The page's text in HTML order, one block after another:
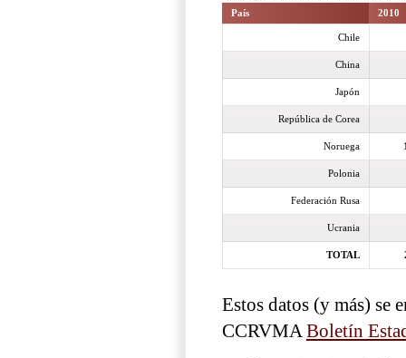
País 2010
Chile
China
Japón
República de Corea
Noruega
Polonia
Federación Rusa
Ucrania
TOTAL
Estos datos (y más) se
CCRVMA Boletín